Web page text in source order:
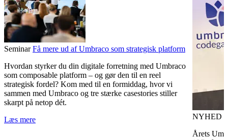
SeminarFå mere ud af Umbraco som strategisk platform
Hvordan styrker du din digitale forretning med Umbraco
som composable platform – og gør den til en reel
strategisk fordel? Kom med til en formiddag, hvor vi
sammen med Umbraco og tre stærke casestories stiller
skarpt på netop dét.
Læs mere
NYHED
Årets